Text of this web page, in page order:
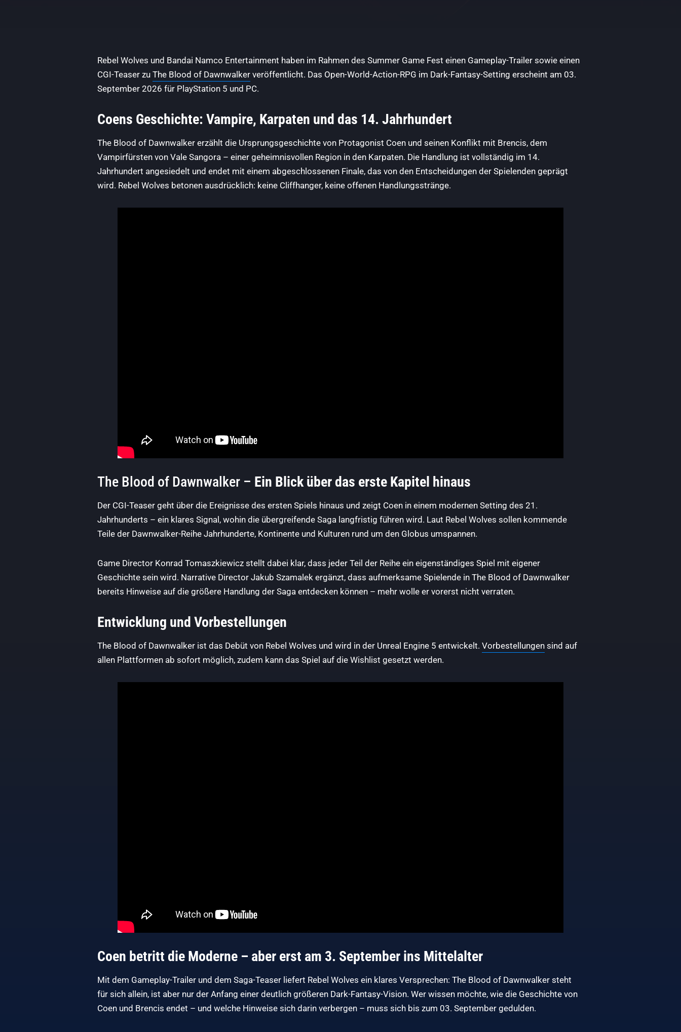
Rebel Wolves und Bandai Namco Entertainment haben im Rahmen des Summer Game Fest einen Gameplay-Trailer sowie einen
CGI-Teaser zu The Blood of Dawnwalker veröffentlicht. Das Open-World-Action-RPG im Dark-Fantasy-Setting erscheint am 03.
September 2026 für PlayStation 5 und PC.
Coens Geschichte: Vampire, Karpaten und das 14. Jahrhundert
The Blood of Dawnwalker erzählt die Ursprungsgeschichte von Protagonist Coen und seinen Konflikt mit Brencis, dem
Vampirfürsten von Vale Sangora – einer geheimnisvollen Region in den Karpaten. Die Handlung ist vollständig im 14.
Jahrhundert angesiedelt und endet mit einem abgeschlossenen Finale, das von den Entscheidungen der Spielenden geprägt
wird. Rebel Wolves betonen ausdrücklich: keine Cliffhanger, keine offenen Handlungsstränge.
The Blood of Dawnwalker – Ein Blick über das erste Kapitel hinaus
Der CGI-Teaser geht über die Ereignisse des ersten Spiels hinaus und zeigt Coen in einem modernen Setting des 21.
Jahrhunderts – ein klares Signal, wohin die übergreifende Saga langfristig führen wird. Laut Rebel Wolves sollen kommende
Teile der Dawnwalker-Reihe Jahrhunderte, Kontinente und Kulturen rund um den Globus umspannen.
Game Director Konrad Tomaszkiewicz stellt dabei klar, dass jeder Teil der Reihe ein eigenständiges Spiel mit eigener
Geschichte sein wird. Narrative Director Jakub Szamalek ergänzt, dass aufmerksame Spielende in The Blood of Dawnwalker
bereits Hinweise auf die größere Handlung der Saga entdecken können – mehr wolle er vorerst nicht verraten.
Entwicklung und Vorbestellungen
The Blood of Dawnwalker ist das Debüt von Rebel Wolves und wird in der Unreal Engine 5 entwickelt. Vorbestellungen sind auf
allen Plattformen ab sofort möglich, zudem kann das Spiel auf die Wishlist gesetzt werden.
Coen betritt die Moderne – aber erst am 3. September ins Mittelalter
Mit dem Gameplay-Trailer und dem Saga-Teaser liefert Rebel Wolves ein klares Versprechen: The Blood of Dawnwalker steht
für sich allein, ist aber nur der Anfang einer deutlich größeren Dark-Fantasy-Vision. Wer wissen möchte, wie die Geschichte von
Coen und Brencis endet – und welche Hinweise sich darin verbergen – muss sich bis zum 03. September gedulden.